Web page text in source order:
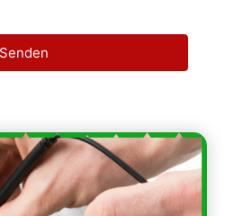
Senden